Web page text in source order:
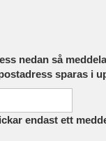
nedan så
sparas i
endast ett